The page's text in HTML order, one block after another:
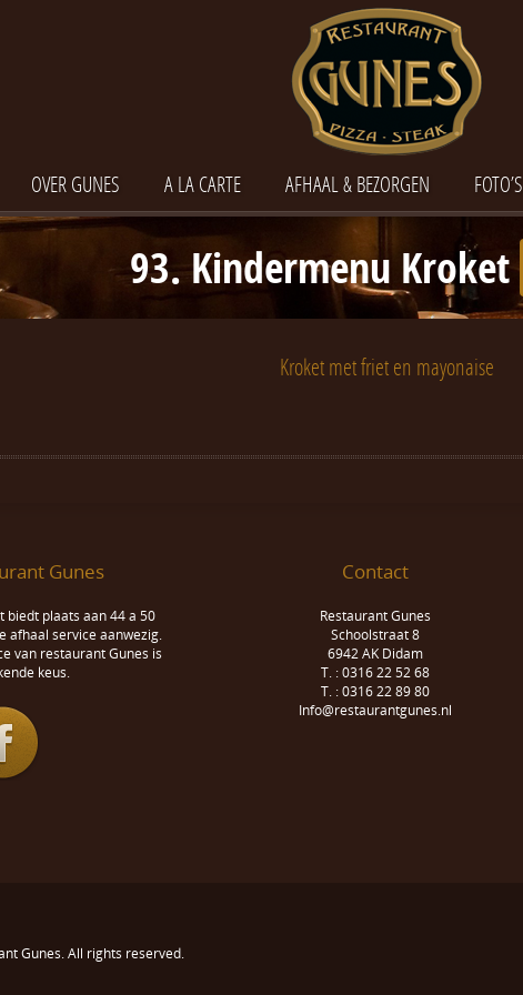
OVER GUNES A LA CARTE AFHAAL & BEZORGEN FOTO’S
93. Kindermenu Kroket
Kroket met friet en mayonaise
Gunes
biedt plaats aan 44 a 50
afhaal service aanwezig.
van restaurant Gunes is
keus.
Contact
Restaurant Gunes
Schoolstraat 8
6942 AK Didam
T. : 0316 22 52 68
T. : 0316 22 89 80
Info@restaurantgunes.nl
Gunes. All rights reserved.